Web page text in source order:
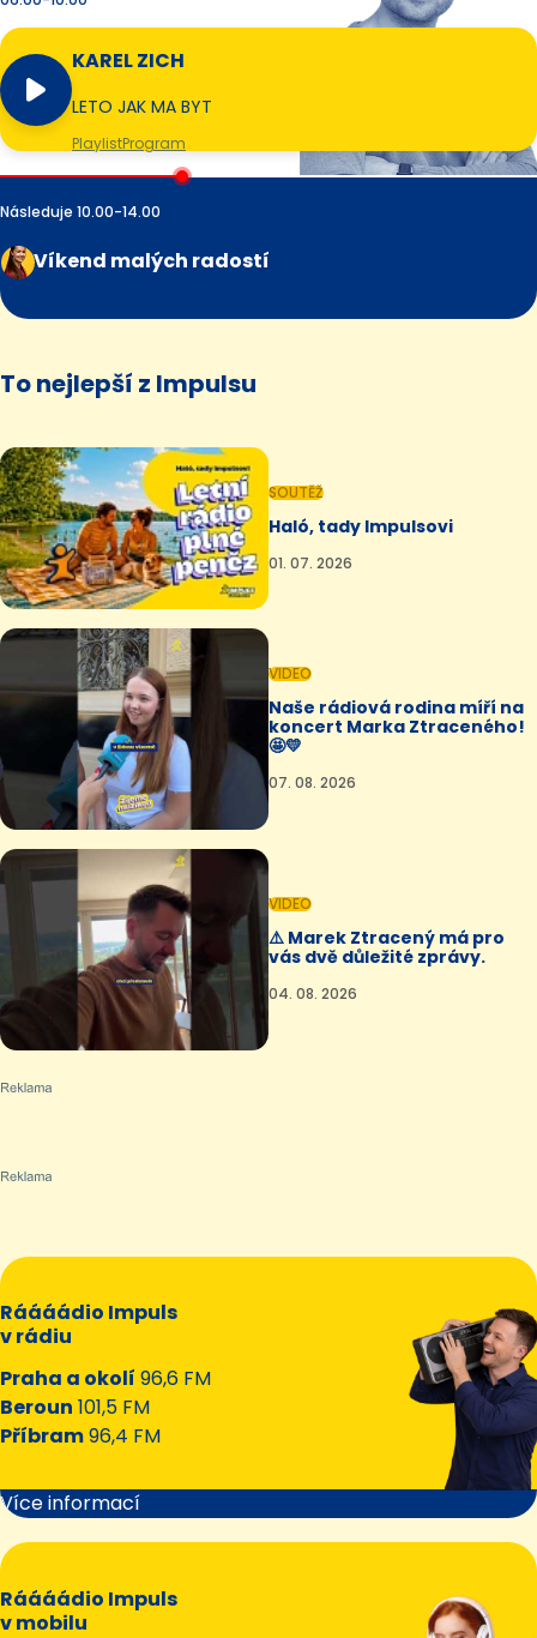
KAREL ZICH
LETO JAK MA BYT
PlaylistProgram
Následuje 10.00-14.00
Víkend malých radostí
To nejlepší z Impulsu
SOUTĚŽ
Haló, tady Impulsovi
01. 07. 2026
VIDEO
Naše rádiová rodina míří na
koncert Marka Ztraceného!
🤩💛
07. 08. 2026
VIDEO
⚠️ Marek Ztracený má pro
vás dvě důležité zprávy.
04. 08. 2026
Ráááádio Impuls
v rádiu
Praha a okolí 96,6 FM
Beroun 101,5 FM
Příbram96,4 FM
Více informací
Ráááádio Impuls
v mobilu